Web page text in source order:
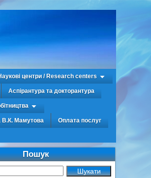
центри / Research centers
Аспірантура та докторантура
В.К. Мамутова Оплата послуг
Пошук